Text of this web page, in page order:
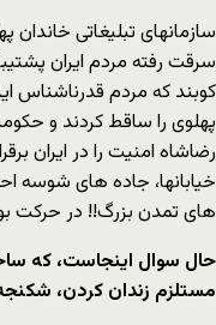
سازمانهای تبلیغاتی خاندان
سرقت رفته مردم ایران
پهلوی را ساقط کردند و
رضاشاه امنیت را در ایران
خیابانها، جاده های شوسه
های تمدن بزرگ!! در حرکت
حال سوال اینجاست، که
مستلزم زندان کردن،